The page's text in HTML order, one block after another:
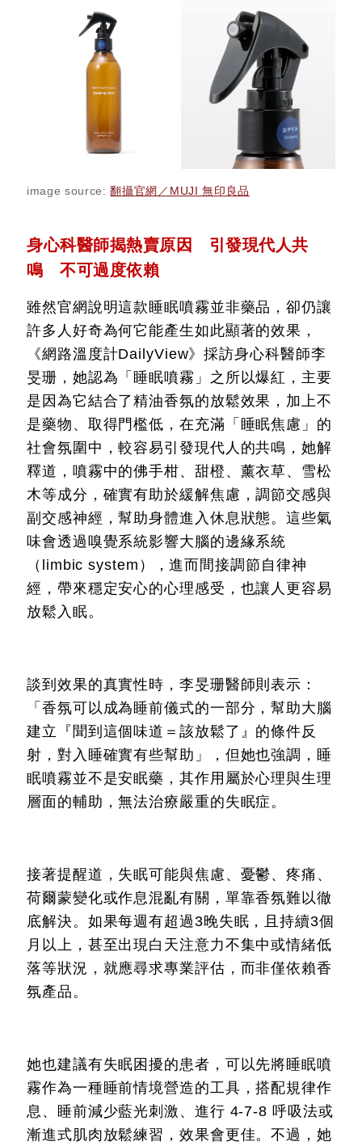
image source:翻攝官網／MUJI 無印良品
身心科醫師揭熱賣原因 引發現代人共
鳴 不可過度依賴
雖然官網說明這款睡眠噴霧並非藥品，卻仍讓
許多人好奇為何它能產生如此顯著的效果，
《網路溫度計DailyView》採訪身心科醫師李
旻珊，她認為「睡眠噴霧」之所以爆紅，主要
是因為它結合了精油香氛的放鬆效果，加上不
是藥物、取得門檻低，在充滿「睡眠焦慮」的
社會氛圍中，較容易引發現代人的共鳴，她解
釋道，噴霧中的佛手柑、甜橙、薰衣草、雪松
木等成分，確實有助於緩解焦慮，調節交感與
副交感神經，幫助身體進入休息狀態。這些氣
味會透過嗅覺系統影響大腦的邊緣系統
（limbic system），進而間接調節自律神
經，帶來穩定安心的心理感受，也讓人更容易
放鬆入眠。
談到效果的真實性時，李旻珊醫師則表示：
「香氛可以成為睡前儀式的一部分，幫助大腦
建立『聞到這個味道＝該放鬆了』的條件反
射，對入睡確實有些幫助」，但她也強調，睡
眠噴霧並不是安眠藥，其作用屬於心理與生理
層面的輔助，無法治療嚴重的失眠症。
接著提醒道，失眠可能與焦慮、憂鬱、疼痛、
荷爾蒙變化或作息混亂有關，單靠香氛難以徹
底解決。如果每週有超過3晚失眠，且持續3個
月以上，甚至出現白天注意力不集中或情緒低
落等狀況，就應尋求專業評估，而非僅依賴香
氛產品。
她也建議有失眠困擾的患者，可以先將睡眠噴
霧作為一種睡前情境營造的工具，搭配規律作
息、睡前減少藍光刺激、進行 4-7-8 呼吸法或
漸進式肌肉放鬆練習，效果會更佳。不過，她